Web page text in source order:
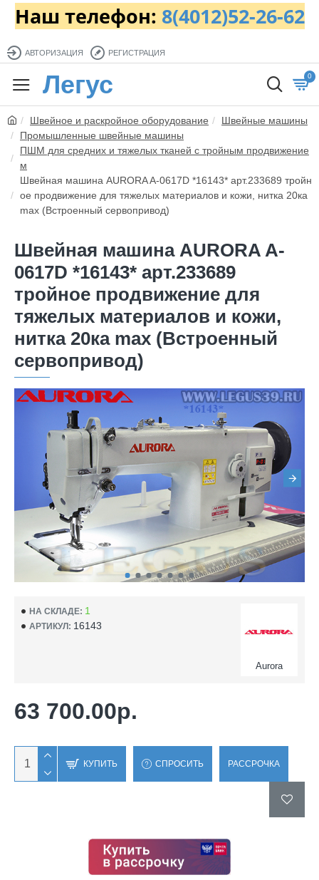
Наш телефон: 8(4012)52-26-62
АВТОРИЗАЦИЯ РЕГИСТРАЦИЯ
Легус 0
Швейное и раскройное оборудование
Швейные машины
Промышленные швейные машины
ПШМ для средних и тяжелых тканей с тройным продвижение
м
Швейная машина AURORA A-0617D *16143* арт.233689 тройн
ое продвижение для тяжелых материалов и кожи, нитка 20ка
max (Встроенный сервопривод)
Швейная машина AURORA A-
0617D *16143* арт.233689
тройное продвижение для
тяжелых материалов и кожи,
нитка 20ка max (Встроенный
сервопривод)
НА СКЛАДЕ: 1
АРТИКУЛ: 16143
Aurora
63 700.00р.
КУПИТЬ СПРОСИТЬ РАССРОЧКА